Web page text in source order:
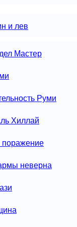
и лев
Мастер
Руми
Хиллай
поражение
неверна